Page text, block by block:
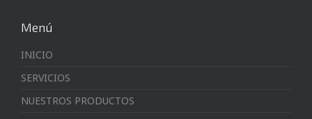
Menú
INICIO
SERVICIOS
NUESTROS PRODUCTOS